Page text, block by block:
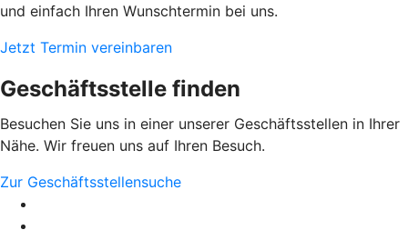
und einfach Ihren Wunschtermin bei uns.
Jetzt Termin vereinbaren
Geschäftsstelle finden
Besuchen Sie uns in einer unserer Geschäftsstellen in Ihrer
Nähe. Wir freuen uns auf Ihren Besuch.
Zur Geschäftsstellensuche